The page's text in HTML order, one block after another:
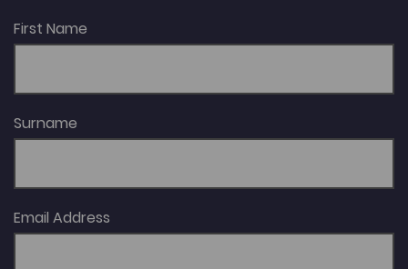
First Name
Surname
Email Address